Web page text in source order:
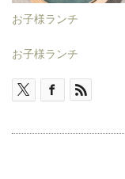
お子様ランチ
お子様ランチ